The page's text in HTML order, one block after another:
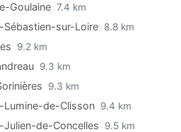
Goulaine 7.4 km
Sébastien-sur-Loire 8.8 km
9.2 km
9.3 km
9.3 km
Lumine-de-Clisson 9.4 km
Julien-de-Concelles 9.5 km